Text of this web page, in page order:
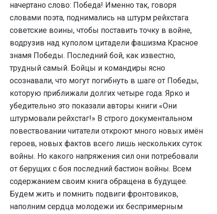
начертано слово: Победа! Именно так, говоря
словами поэта, поднимались на штурм рейхстага
советские воины, чтобы поставить точку в войне,
водрузив над куполом цитадели фашизма Красное
знамя Победы. Последний бой, как известно,
трудный самый. Бойцы и командиры ясно
осознавали, что могут погибнуть в шаге от Победы,
которую приближали долгих четыре года. Ярко и
убедительно это показали авторы книги «Они
штурмовали рейхстаг!» В строго документальном
повествовании читатели откроют много новых имён
героев, новых фактов всего лишь нескольких суток
войны. Но какого напряжения сил они потребовали
от берущих с боя последний бастион войны. Всем
содержанием своим книга обращена в будущее.
Будем жить и помнить подвиги фронтовиков,
наполним сердца молодежи их беспримерным